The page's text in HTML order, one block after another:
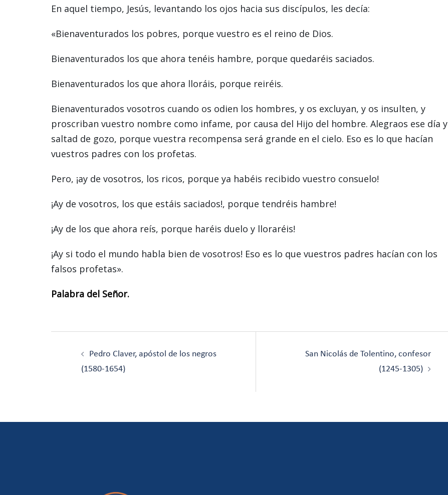
En aquel tiempo, Jesús, levantando los ojos hacia sus discípulos, les decía:
«Bienaventurados los pobres, porque vuestro es el reino de Dios.
Bienaventurados los que ahora tenéis hambre, porque quedaréis saciados.
Bienaventurados los que ahora lloráis, porque reiréis.
Bienaventurados vosotros cuando os odien los hombres, y os excluyan, y os insulten, y
proscriban vuestro nombre como infame, por causa del Hijo del hombre. Alegraos ese día y
saltad de gozo, porque vuestra recompensa será grande en el cielo. Eso es lo que hacían
vuestros padres con los profetas.
Pero, ¡ay de vosotros, los ricos, porque ya habéis recibido vuestro consuelo!
¡Ay de vosotros, los que estáis saciados!, porque tendréis hambre!
¡Ay de los que ahora reís, porque haréis duelo y lloraréis!
¡Ay si todo el mundo habla bien de vosotros! Eso es lo que vuestros padres hacían con los
falsos profetas».
Palabra del Señor.
entradas
Pedro Claver, apóstol de los negros
(1580-1654)
San Nicolás de Tolentino, confesor
(1245-1305)